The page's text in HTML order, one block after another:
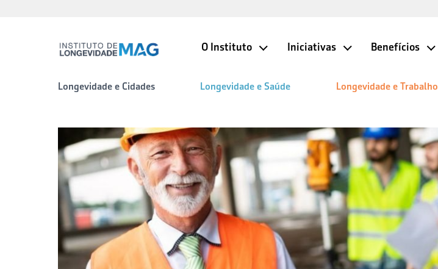
O Instituto Iniciativas Benefícios
Longevidade e Cidades Longevidade e Saúde Longevidade e Trabalho